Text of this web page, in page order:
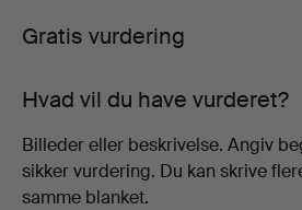
Gratis vurdering
Hvad vil du have vurderet?
Billeder eller beskrivelse. Angiv
sikker vurdering. Du kan skrive
samme blanket.